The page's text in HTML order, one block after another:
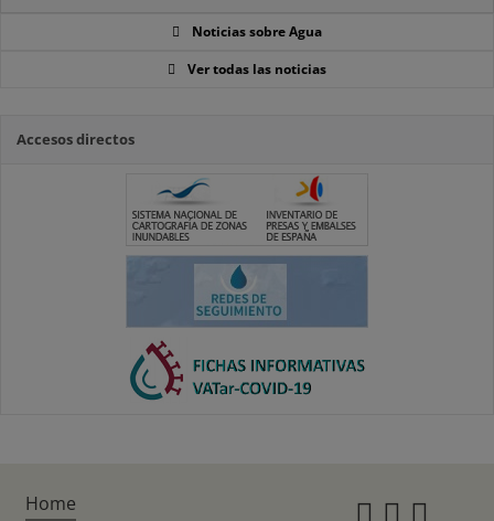
Noticias sobre Agua
Ver todas las noticias
Accesos directos
Home